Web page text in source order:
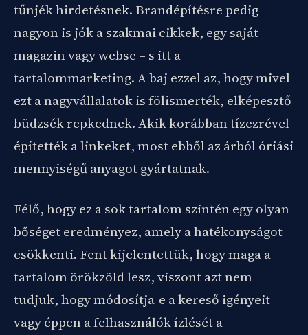
tűnjék hirdetésnek. Brandépítésre pedig
nagyon is jók a szakmai cikkek, egy saját
magazin vagy webse – s itt a
tartalommarketing. A baj ezzel az, hogy mivel
ezt a nagyvállalatok is fölismerték, elképesztő
büdzsék repkednek. Akik korábban tízezrével
építették a linkeket, most ebből az árból óriási
mennyiségű anyagot gyártatnak.
Félő, hogy ez a sok tartalom szintén egy olyan
bőséget eredményez, amely a hatékonyságot
csökkenti. Fent kijelentettük, hogy maga a
tartalom örökzöld lesz, viszont azt nem
tudjuk, hogy módosítja-e a kereső igényeit
vagy éppen a felhasználók ízlését a